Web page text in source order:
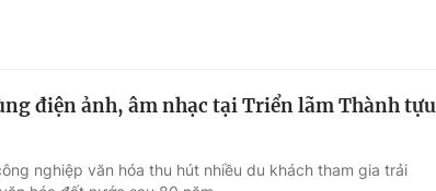
điện ảnh, âm nhạc tại Triển lãm Thành tựu
nghiệp văn hóa thu hút nhiều du khách tham gia trải